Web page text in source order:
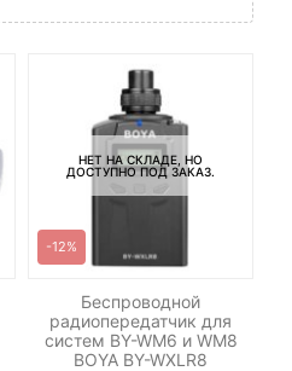
НЕТ НА СКЛАДЕ, НО
ДОСТУПНО ПОД ЗАКАЗ.
-12%
Беспроводной
радиопередатчик для
систем BY-WM6 и WM8
BOYA BY-WXLR8